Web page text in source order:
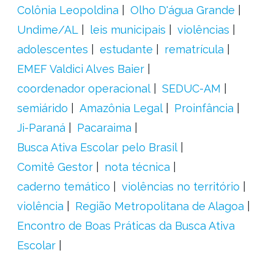
Colônia Leopoldina
Olho D'água Grande
Undime/AL
leis municipais
violências
adolescentes
estudante
rematrícula
EMEF Valdici Alves Baier
coordenador operacional
SEDUC-AM
semiárido
Amazônia Legal
Proinfância
Ji-Paraná
Pacaraima
Busca Ativa Escolar pelo Brasil
Comitê Gestor
nota técnica
caderno temático
violências no território
violência
Região Metropolitana de Alagoa
Encontro de Boas Práticas da Busca Ativa
Escolar